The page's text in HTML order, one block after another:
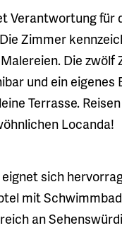
Verantwortung
Zimmer
Die
und ein
Terrasse.
Locanda!
sich
mit
an